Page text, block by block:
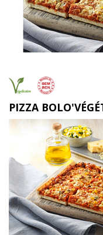
PIZZA